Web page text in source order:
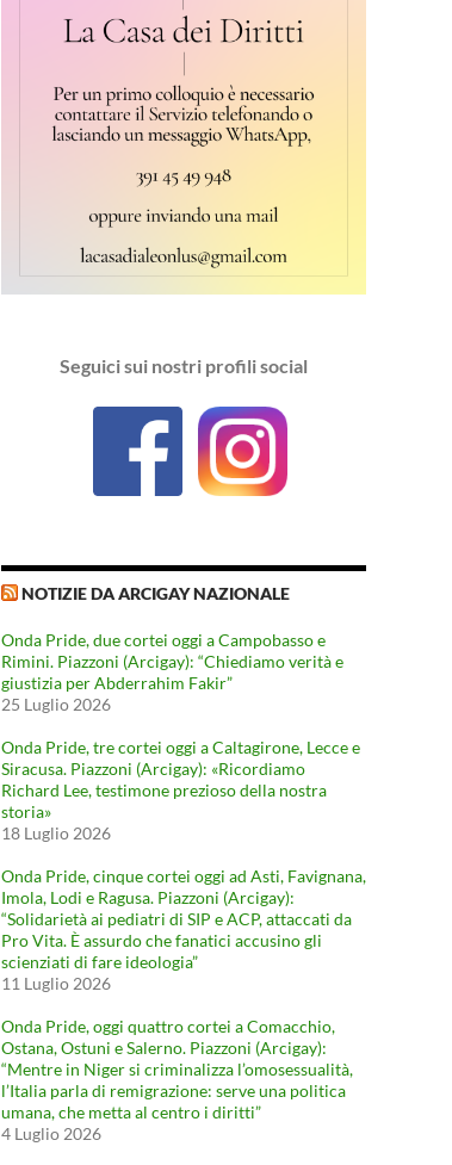
Seguici sui nostri profili social
NOTIZIE DA ARCIGAY NAZIONALE
Onda Pride, due cortei oggi a Campobasso e
Rimini. Piazzoni (Arcigay): “Chiediamo verità e
giustizia per Abderrahim Fakir”
25 Luglio 2026
Onda Pride, tre cortei oggi a Caltagirone, Lecce e
Siracusa. Piazzoni (Arcigay): «Ricordiamo
Richard Lee, testimone prezioso della nostra
storia»
18 Luglio 2026
Onda Pride, cinque cortei oggi ad Asti, Favignana,
Imola, Lodi e Ragusa. Piazzoni (Arcigay):
“Solidarietà ai pediatri di SIP e ACP, attaccati da
Pro Vita. È assurdo che fanatici accusino gli
scienziati di fare ideologia”
11 Luglio 2026
Onda Pride, oggi quattro cortei a Comacchio,
Ostana, Ostuni e Salerno. Piazzoni (Arcigay):
“Mentre in Niger si criminalizza l’omosessualità,
l’Italia parla di remigrazione: serve una politica
umana, che metta al centro i diritti”
4 Luglio 2026